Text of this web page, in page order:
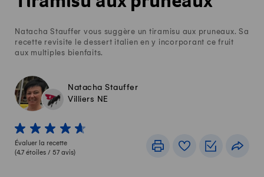
Natacha Stauffer vous suggère un tiramisu aux pruneaux. Sa
recette revisite le dessert italien en y incorporant ce fruit
aux multiples bienfaits.
Natacha Stauffer
Villiers NE
1 von 5 étoiles
2 von 5 étoiles
3 von 5 étoiles
4 von 5 étoiles
5 von 5 étoiles
Évaluer la recette
(4.7 étoiles / 57 avis)
ImprimerLivre de recettes
Listes de